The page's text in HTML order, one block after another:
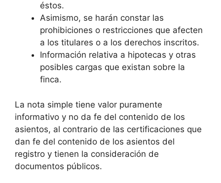
éstos.
Asimismo, se harán constar las
prohibiciones o restricciones que afecten
a los titulares o a los derechos inscritos.
Información relativa a hipotecas y otras
posibles cargas que existan sobre la
finca.
La nota simple tiene valor puramente
informativo y no da fe del contenido de los
asientos, al contrario de las certificaciones que
dan fe del contenido de los asientos del
registro y tienen la consideración de
documentos públicos.